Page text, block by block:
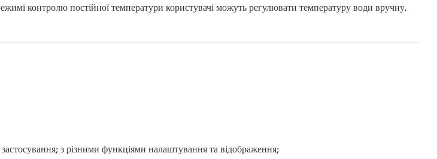
контролю постійної температури користувачі можуть регулювати температуру води вручну.
з різними функціями налаштування та відображення;